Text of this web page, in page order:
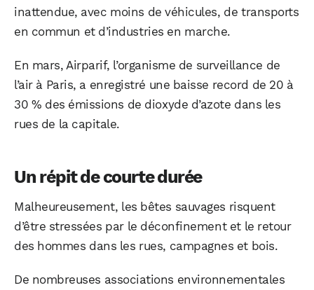
inattendue, avec moins de véhicules, de transports
en commun et d’industries en marche.
En mars, Airparif, l’organisme de surveillance de
l’air à Paris, a enregistré une baisse record de 20 à
30 % des émissions de dioxyde d’azote dans les
rues de la capitale.
Un répit de courte durée
Malheureusement, les bêtes sauvages risquent
d’être stressées par le déconfinement et le retour
des hommes dans les rues, campagnes et bois.
De nombreuses associations environnementales